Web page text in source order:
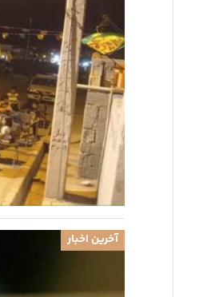
آخرین اخبار